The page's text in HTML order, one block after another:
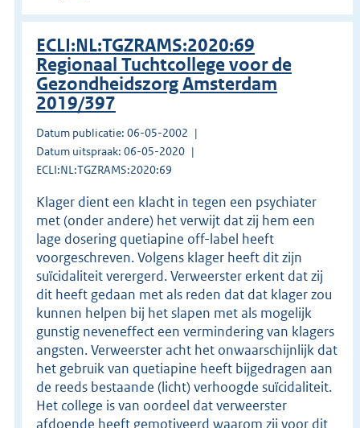
ECLI:NL:TGZRAMS:2020:69
Regionaal Tuchtcollege voor de
Gezondheidszorg Amsterdam
2019/397
Datum publicatie: 06-05-2002
Datum uitspraak: 06-05-2020
ECLI:NL:TGZRAMS:2020:69
Klager dient een klacht in tegen een psychiater
met (onder andere) het verwijt dat zij hem een
lage dosering quetiapine off-label heeft
voorgeschreven. Volgens klager heeft dit zijn
suïcidaliteit verergerd. Verweerster erkent dat zij
dit heeft gedaan met als reden dat dat klager zou
kunnen helpen bij het slapen met als mogelijk
gunstig neveneffect een vermindering van klagers
angsten. Verweerster acht het onwaarschijnlijk dat
het gebruik van quetiapine heeft bijgedragen aan
de reeds bestaande (licht) verhoogde suïcidaliteit.
Het college is van oordeel dat verweerster
afdoende heeft gemotiveerd waarom zij voor dit